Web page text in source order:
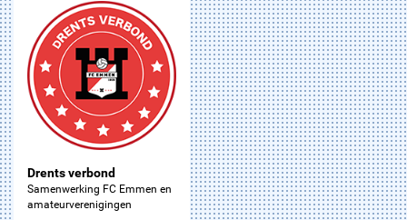
Drents verbond
Samenwerking FC Emmen en
amateurverenigingen